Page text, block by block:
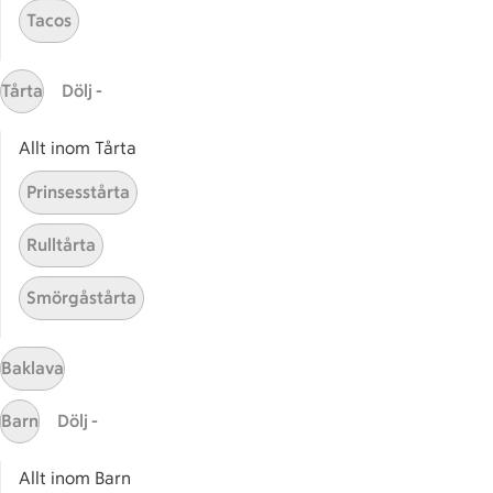
Gaston
ICAs tjänster
ICA-appen
ICA Scanna
ICA ToGo
Fler appar och tjänster
Stammis på ICA
Bli stammis
Stammis Husdjur
Partnererbjudanden
Våra ICA-kort
ICA
Tacos
Tårta Dölj -
Allt inom Tårta
Prinsesstårta
Rulltårta
Smörgåstårta
Baklava
Barn Dölj -
Allt inom Barn